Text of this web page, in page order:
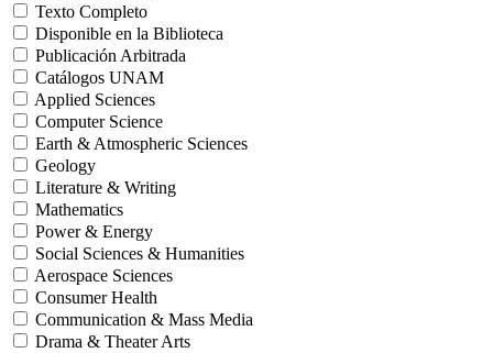
Texto Completo
Disponible en la Biblioteca
Publicación Arbitrada
Catálogos UNAM
Applied Sciences
Computer Science
Earth & Atmospheric Sciences
Geology
Literature & Writing
Mathematics
Power & Energy
Social Sciences & Humanities
Aerospace Sciences
Consumer Health
Communication & Mass Media
Drama & Theater Arts